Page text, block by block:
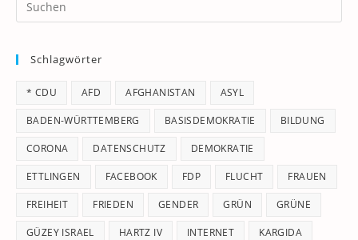
Schlagwörter
* CDU AFD AFGHANISTAN ASYL
BADEN-WÜRTTEMBERG BASISDEMOKRATIE BILDUNG
CORONA DATENSCHUTZ DEMOKRATIE
ETTLINGEN FACEBOOK FDP FLUCHT FRAUEN
FREIHEIT FRIEDEN GENDER GRÜN GRÜNE
GÜZEY ISRAEL HARTZ IV INTERNET KARGIDA